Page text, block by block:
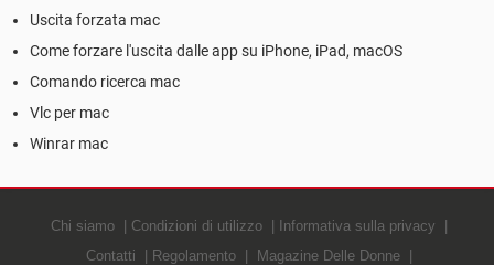
Uscita forzata mac
Come forzare l'uscita dalle app su iPhone, iPad, macOS
Comando ricerca mac
Vlc per mac
Winrar mac
Chi siamo Condizioni di utilizzo
Informativa sulla privacy
Contatti
Regolamento
Magazine Delle Donne